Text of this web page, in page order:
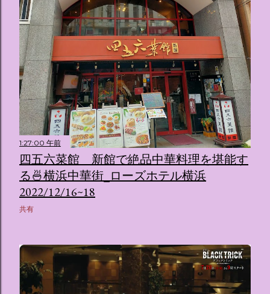
1:27:00 午前
四五六菜館 新館で絶品中華料理を堪能す
る🍜横浜中華街_ローズホテル横浜
2022/12/16~18
共有